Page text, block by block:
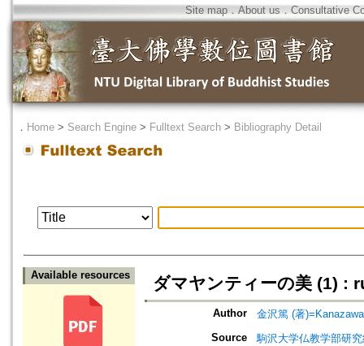
Site map．About us ． Consultative
． Home > Search Engine > Fulltext Search > Bibliography Detail
Available resources ダマヤンティーの美 (1) :
Author
金沢篤 (著
Source
駒沢大学仏教学部研